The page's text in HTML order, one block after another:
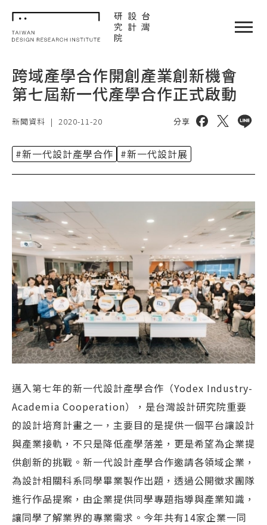
TDRI
單
跨域產學合作開創產業創新機會
第七屆新一代產學合作正式啟動
新聞資料 | 2020-11-20 分享 分享到分享到
分享
#新一代設計產學合作 #新一代設計展
邁入第七年的新一代設計產學合作（Yodex Industry-
Academia Cooperation），是台灣設計研究院重要
的設計培育計畫之一，主要目的是提供一個平台讓設計
與產業接軌，不只是降低產學落差，更是希望為企業提
供創新的挑戰。新一代設計產學合作邀請各領域企業，
為設計相關科系同學畢業製作出題，透過公開徵求團隊
進行作品提案，由企業提供同學專題指導與產業知識，
讓同學了解業界的專業需求。今年共有14家企業一同